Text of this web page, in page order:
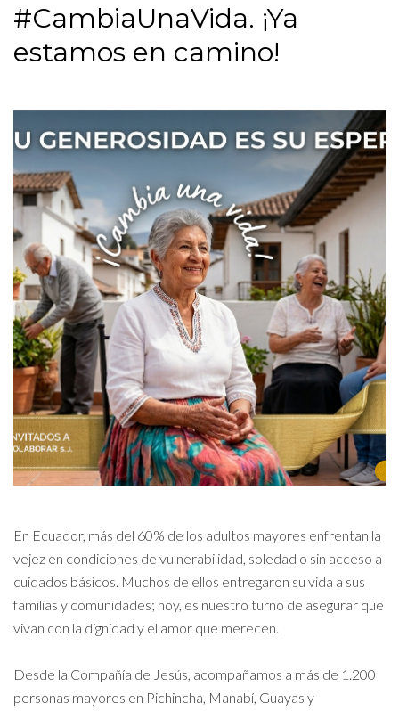
#CambiaUnaVida. ¡Ya
estamos en camino!
En Ecuador, más del 60% de los adultos mayores enfrentan la
vejez en condiciones de vulnerabilidad, soledad o sin acceso a
cuidados básicos. Muchos de ellos entregaron su vida a sus
familias y comunidades; hoy, es nuestro turno de asegurar que
vivan con la dignidad y el amor que merecen.
Desde la Compañía de Jesús, acompañamos a más de 1.200
personas mayores en Pichincha, Manabí, Guayas y